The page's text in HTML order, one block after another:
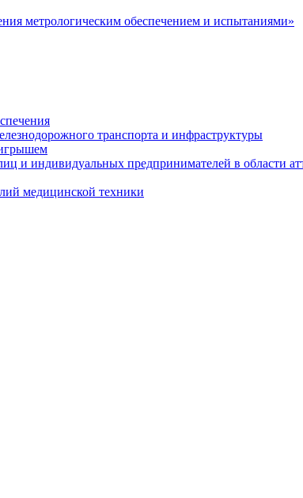
метрологическим обеспечением и испытаниями»
транспорта и инфраструктуры
и индивидуальных предпринимателей в области
медицинской техники